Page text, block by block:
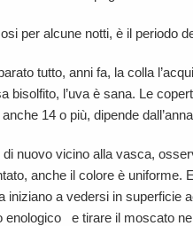
per alcune notti, è il periodo
tutto, anni fa, la colla
bisolfito, l’uva è sana. Le
14 o più, dipende
di nuovo vicino alla vasca,
anche il colore è uniforme.
iniziano a vedersi in superficie
enologico e tirare il moscato